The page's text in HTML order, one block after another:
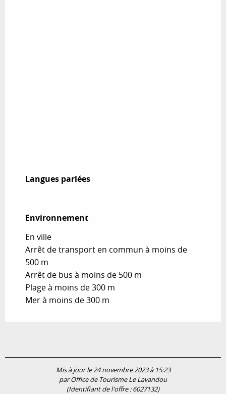
Langues parlées
Langues parlées
Environnement
Environnement
En ville
Arrêt de transport en commun à moins de
500 m
Arrêt de bus à moins de 500 m
Plage à moins de 300 m
Mer à moins de 300 m
Mis à jour le 24 novembre 2023 à 15:23
par Office de Tourisme Le Lavandou
(Identifiant de l'offre :6027132)